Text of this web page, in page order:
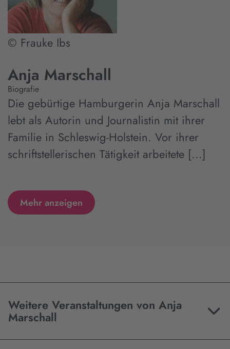
© Frauke Ibs
Anja Marschall
Biografie
Die gebürtige Hamburgerin Anja Marschall
lebt als Autorin und Journalistin mit ihrer
Familie in Schleswig-Holstein. Vor ihrer
schriftstellerischen Tätigkeit arbeitete [...]
Mehr anzeigen
Weitere Veranstaltungen von Anja
Marschall